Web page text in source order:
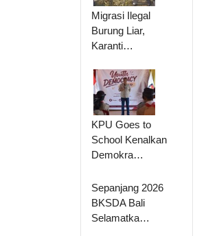
Migrasi Ilegal
Burung Liar,
Karanti…
KPU Goes to
School Kenalkan
Demokra…
Sepanjang 2026
BKSDA Bali
Selamatka…